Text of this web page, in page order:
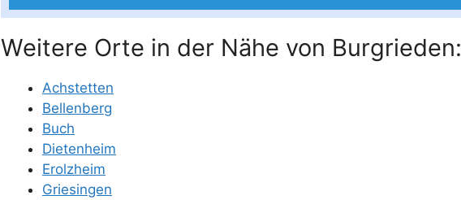
Weitere Orte in der Nähe von Burgrieden:
Achstetten
Bellenberg
Buch
Dietenheim
Erolzheim
Griesingen